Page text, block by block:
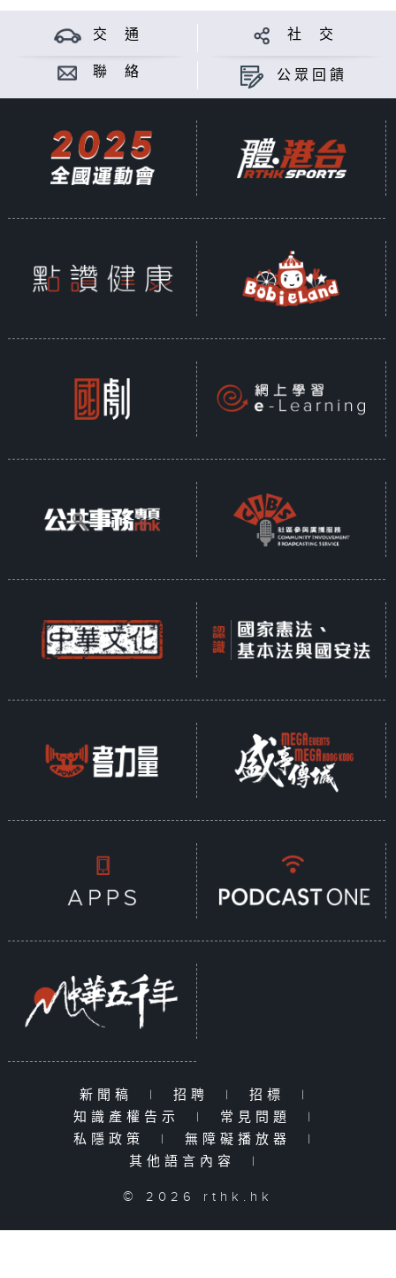
交 通 社 交
聯 絡 公眾回饋
新聞稿 | 招聘 | 招標
|
知識產權告示
| 常見問題
|
私隱政策
| 無障礙播放器
|
其他語言內容
|
© 2026 rthk.hk